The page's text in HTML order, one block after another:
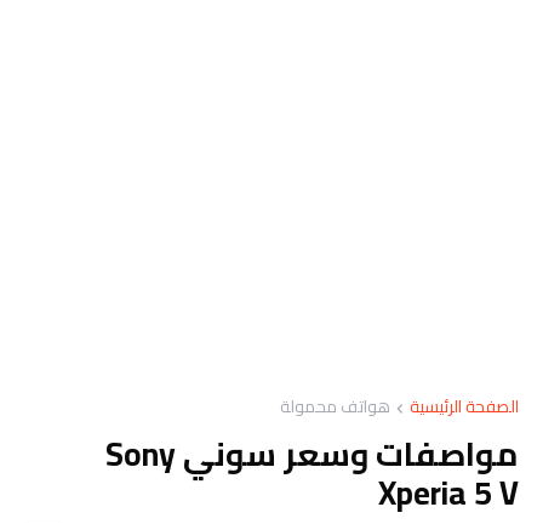
الصفحة الرئيسية هواتف محمولة
مواصفات وسعر سوني Sony
Xperia 5 V